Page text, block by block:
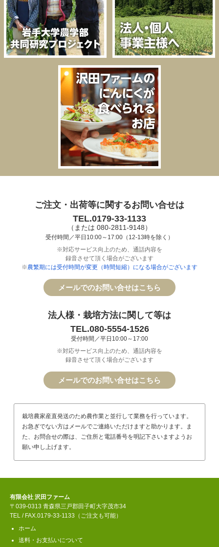
ご注文・出荷等に関するお問い合せは
TEL.0179-33-1133
（または 080-2811-9148）
受付時間／平日10:00～17:00（12-13時を除く）
※対応サービス向上のため、通話内容を
録音させて頂く場合がございます
※農繁期には受付時間が変更（時間短縮）になる場合がございます
メールでのお問い合せはこちら
法人様・栽培方法に関して等は
TEL.080-5554-1526
受付時間／平日10:00～17:00
※対応サービス向上のため、通話内容を
録音させて頂く場合がございます
メールでのお問い合せはこちら
栽培農家産直発送のため農作業と並行して業務を行っています。
お急ぎでない方はメールでご連絡いただけますと助かります。ま
た、お問合せの際は、ご住所と電話番号を明記下さいますようお
願い申し上げます。
有限会社 沢田ファーム
〒039-0313 青森県三戸郡田子町大字茂市34
TEL / FAX.0179-33-1133（ご注文も可能）
ホーム
送料・お支払いについて